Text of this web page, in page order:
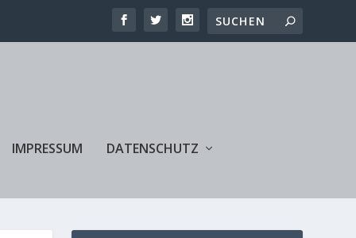
IMPRESSUM DATENSCHUTZ